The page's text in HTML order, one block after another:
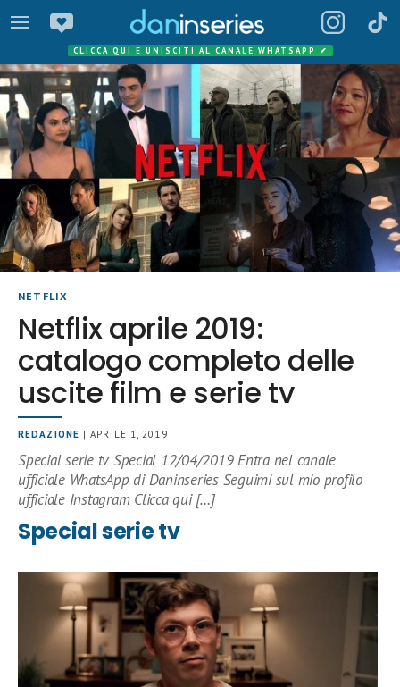
CLICCA QUI E UNISCITI AL CANALE WHATSAPP ✔
NETFLIX
Netflix aprile 2019:
catalogo completo delle
uscite film e serie tv
REDAZIONE | APRILE 1, 2019
Special serie tv Special 12/04/2019 Entra nel canale
ufficiale WhatsApp di Daninseries Seguimi sul mio profilo
ufficiale Instagram Clicca qui […]
Special serie tv